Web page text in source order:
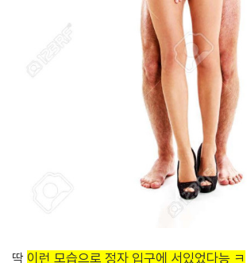
딱 이런 모습으로 정자 입구에 서있었다능 ㅋ